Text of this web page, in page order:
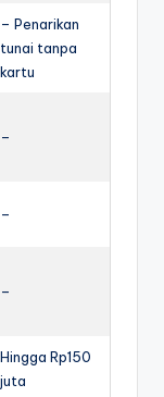
– Penarikan
tunai tanpa
kartu
–
–
–
Hingga Rp150
juta